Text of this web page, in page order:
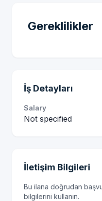
Gereklilikler
İş Detayları
Salary
Not specified
İletişim Bilgileri
Bu ilana doğrudan
bilgilerini kullanın.